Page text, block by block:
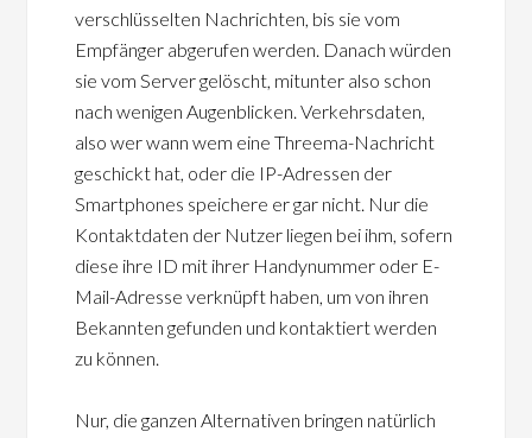
verschlüsselten Nachrichten, bis sie vom
Empfänger abgerufen werden. Danach würden
sie vom Server gelöscht, mitunter also schon
nach wenigen Augenblicken. Verkehrsdaten,
also wer wann wem eine Threema-Nachricht
geschickt hat, oder die IP-Adressen der
Smartphones speichere er gar nicht. Nur die
Kontaktdaten der Nutzer liegen bei ihm, sofern
diese ihre ID mit ihrer Handynummer oder E-
Mail-Adresse verknüpft haben, um von ihren
Bekannten gefunden und kontaktiert werden
zu können.
Nur, die ganzen Alternativen bringen natürlich